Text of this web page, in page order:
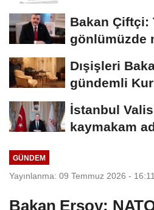
Bakan Çiftçi:
gönlümüzde
Dışişleri
gündemli
Eşgüdüm...
İstanbul
kaymakam
GÜNDEM
Yayınlanma: 09 Temmuz 2026 - 16:11
Bakan Ersoy: